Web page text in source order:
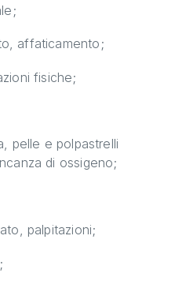
affaticamento;
fisiche;
pelle e polpastrelli
di ossigeno;
palpitazioni;